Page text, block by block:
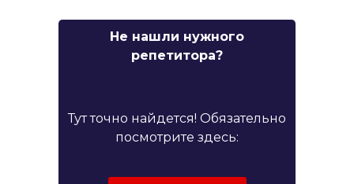
Не нашли нужного
репетитора?
Тут точно найдется! Обязательно
посмотрите здесь: